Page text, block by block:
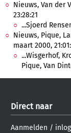
Nieuws, Van der
23:28:21
...Sjoerd
Nieuws, Pique,
maart 2000,
...Wisgerhof,
Pique, Van
Direct naar
Aanmelden /